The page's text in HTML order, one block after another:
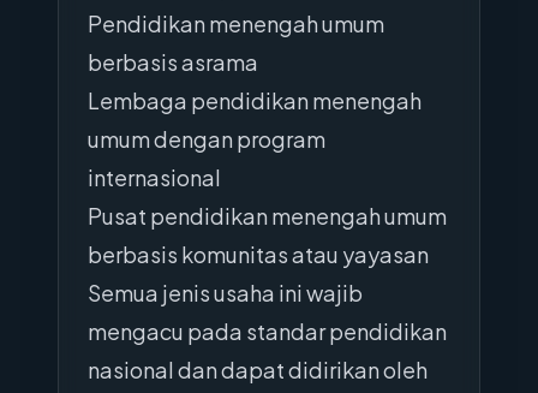
Pendidikan menengah umum
berbasis asrama
Lembaga pendidikan menengah
umum dengan program
internasional
Pusat pendidikan menengah umum
berbasis komunitas atau yayasan
Semua jenis usaha ini wajib
mengacu pada standar pendidikan
nasional dan dapat didirikan oleh